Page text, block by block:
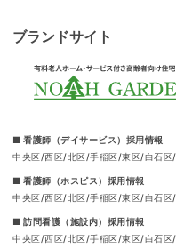
ブランドサイト
■ 訪問看護（施設内）採用情報
中央区 西区 北区 手稲区 東区 白石区
■ 看護師（デイサービス）採用情報
中央区 西区 北区 手稲区 東区 白石区
■ 看護師（ホスピス）採用情報
中央区 西区 北区 手稲区 東区 白石区